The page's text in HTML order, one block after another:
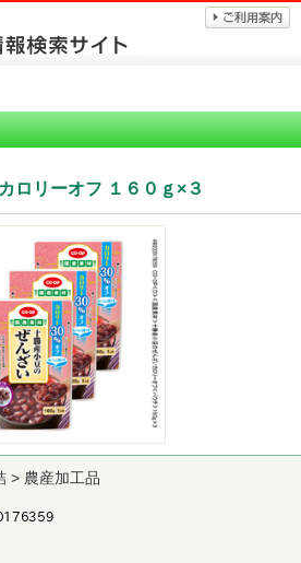
ロリーオフ １６０ｇ×３
> 農産加工品